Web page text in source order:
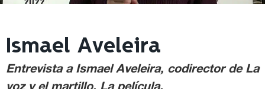
Ismael Aveleira
Entrevista a Ismael Aveleira, codirector de La
voz y el martillo. La película.